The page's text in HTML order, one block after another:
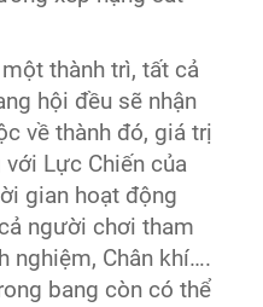
thành trì, tất cả
hội đều sẽ nhận
về thành đó, giá trị
Lực Chiến của
gian hoạt động
người chơi tham
nghiệm, Chân khí….
bang còn có thể